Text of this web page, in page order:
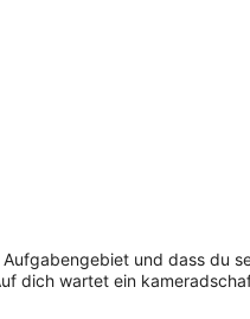
und dass
dich wartet ein